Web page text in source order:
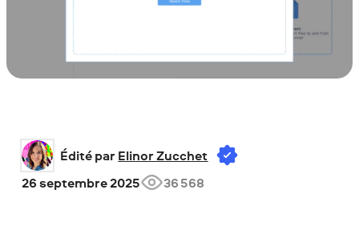
Édité par Elinor Zucchet
26 septembre 2025
36 568